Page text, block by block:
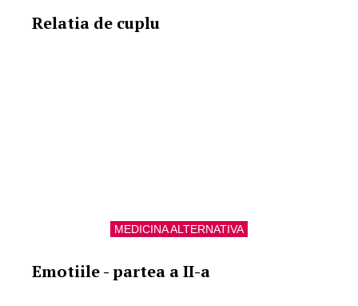
Relatia de cuplu
MEDICINA ALTERNATIVA
Emotiile - partea a II-a